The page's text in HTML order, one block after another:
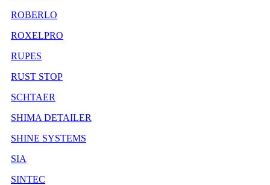
ROBERLO
ROXELPRO
RUPES
RUST STOP
SCHTAER
SHIMA DETAILER
SHINE SYSTEMS
SIA
SINTEC